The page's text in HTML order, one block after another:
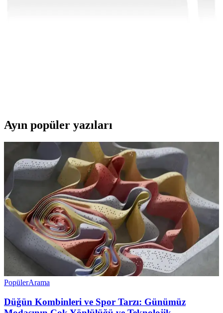
Ayın popüler yazıları
PopülerArama
Düğün Kombinleri ve Spor Tarzı: Günümüz